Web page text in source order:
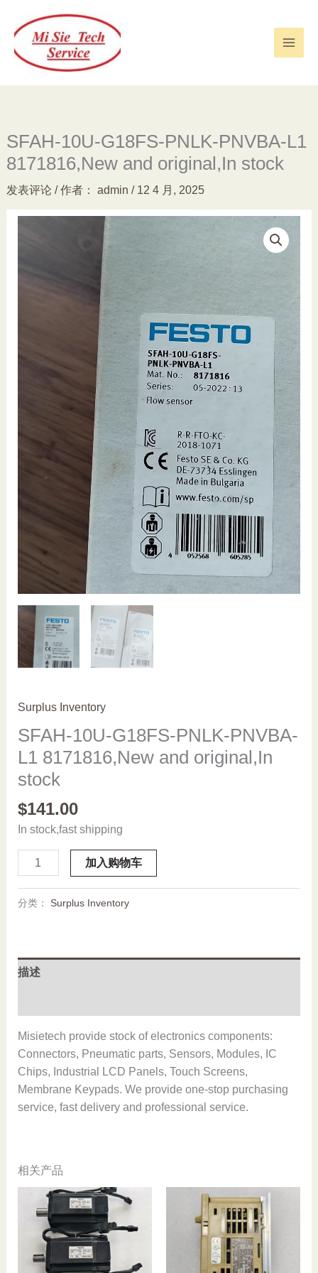
SFAH-10U-G18FS-PNLK-PNVBA-L1
8171816,New and original,In stock
发表评论 / 作者： admin / 12 4 月, 2025
Surplus Inventory
SFAH-10U-G18FS-PNLK-PNVBA-
L1 8171816,New and original,In
stock
$141.00
In stock,fast shipping
SFAH-
10U-
PNLK-
8171816,New
stock
数
量
加入购物车
分类： Surplus Inventory
描述
Misietech provide stock of electronics components:
Connectors, Pneumatic parts, Sensors, Modules, IC
Chips, Industrial LCD Panels, Touch Screens,
Membrane Keypads. We provide one-stop purchasing
service, fast delivery and professional service.
相关产品